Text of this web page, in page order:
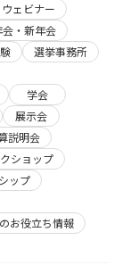
ウェビナー
会・新年会
選挙事務所
学会
展示会
説明会
ショップ
ップ
お役立ち情報